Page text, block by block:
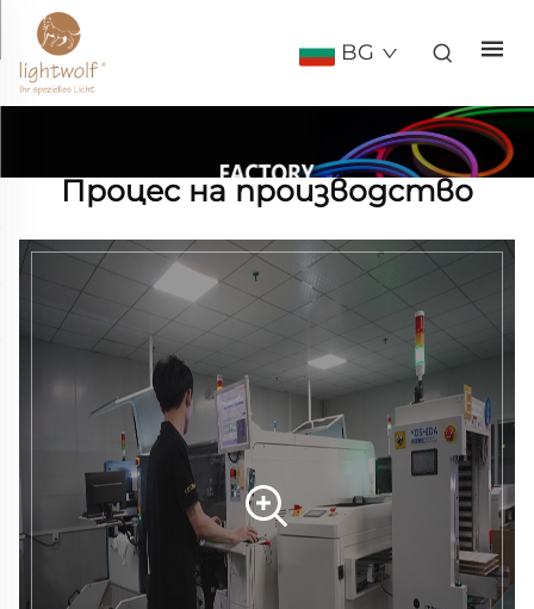
BG
Процес на производство